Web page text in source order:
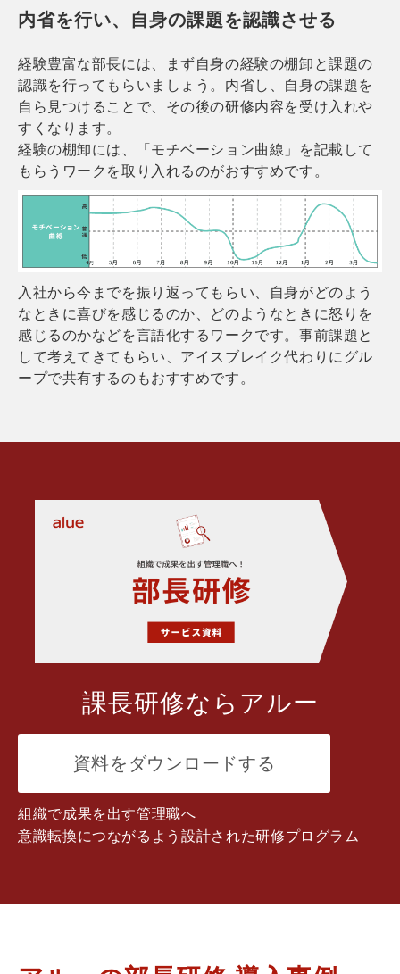
内省を行い、自身の課題を認識させる
経験豊富な部長には、まず自身の経験の棚卸と課題の
認識を行ってもらいましょう。内省し、自身の課題を
自ら見つけることで、その後の研修内容を受け入れや
すくなります。
経験の棚卸には、「モチベーション曲線」を記載して
もらうワークを取り入れるのがおすすめです。
入社から今までを振り返ってもらい、自身がどのよう
なときに喜びを感じるのか、どのようなときに怒りを
感じるのかなどを言語化するワークです。事前課題と
して考えてきてもらい、アイスブレイク代わりにグル
ープで共有するのもおすすめです。
課長研修ならアルー
資料をダウンロードする
組織で成果を出す管理職へ
意識転換につながるよう設計された研修プログラム